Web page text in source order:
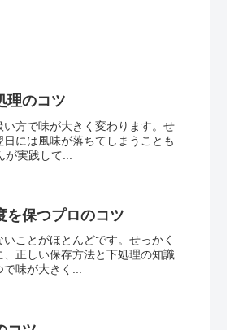
理のコツ
方で味が大きく変わります。せ
には風味が落ちてしまうことも
実践して...
を保つプロのコツ
ことがほとんどです。せっかく
正しい保存方法と下処理の知識
味が大きく...